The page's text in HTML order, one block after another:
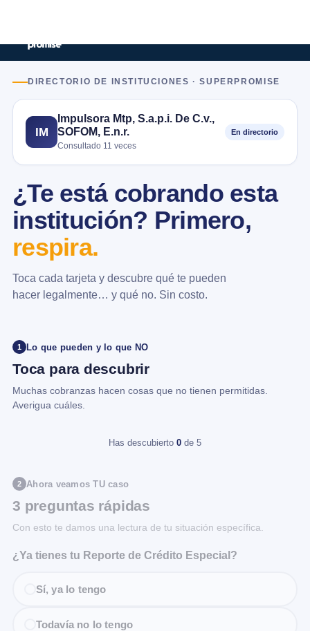
DIRECTORIO DE INSTITUCIONES · SUPERPROMISE
IM
Impulsora Mtp, S.a.p.i. De C.v.,
SOFOM, E.n.r.
Consultado 11 veces
En directorio
¿Te está cobrando esta
institución? Primero,
respira.
Toca cada tarjeta y descubre qué te pueden
hacer legalmente… y qué no. Sin costo.
1 Lo que pueden y lo que NO
Toca para descubrir
Muchas cobranzas hacen cosas que no tienen permitidas.
Averigua cuáles.
Has descubierto 0 de 5
2 Ahora veamos TU caso
3 preguntas rápidas
Con esto te damos una lectura de tu situación específica.
¿Ya tienes tu Reporte de Crédito Especial?
Sí, ya lo tengo
Todavía no lo tengo